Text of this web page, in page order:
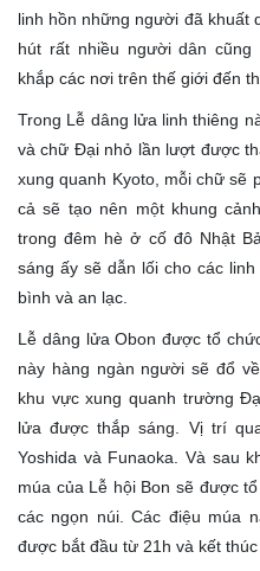
linh hồn những người đã khuất
hút rất nhiều người dân
khắp các nơi trên thế giới đến
Trong Lễ dâng lửa linh thiêng
và chữ Đại nhỏ lần lượt được
xung quanh Kyoto, mỗi chữ sẽ
cả sẽ tạo nên một khung
trong đêm hè ở cố đô Nhật
sáng ấy sẽ dẫn lối cho các
bình và an lạc.
Lễ dâng lửa Obon được tổ
này hàng ngàn người sẽ đổ
khu vực xung quanh trường
lửa được thắp sáng. Vị trí
Yoshida và Funaoka. Và sau
múa của Lễ hội Bon sẽ được
các ngọn núi. Các điệu múa
được bắt đầu từ 21h và kết